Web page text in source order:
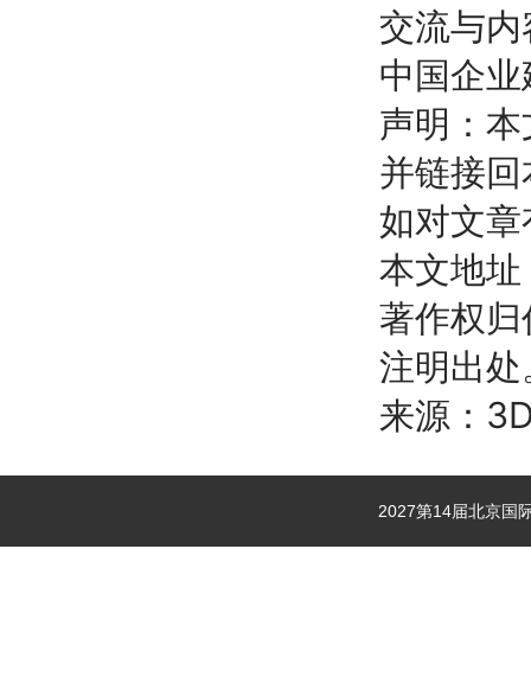
交流与
中国企
声明：
并链接
如对文
本文地
著作权
注明出处
来源：
2027第14届北京国